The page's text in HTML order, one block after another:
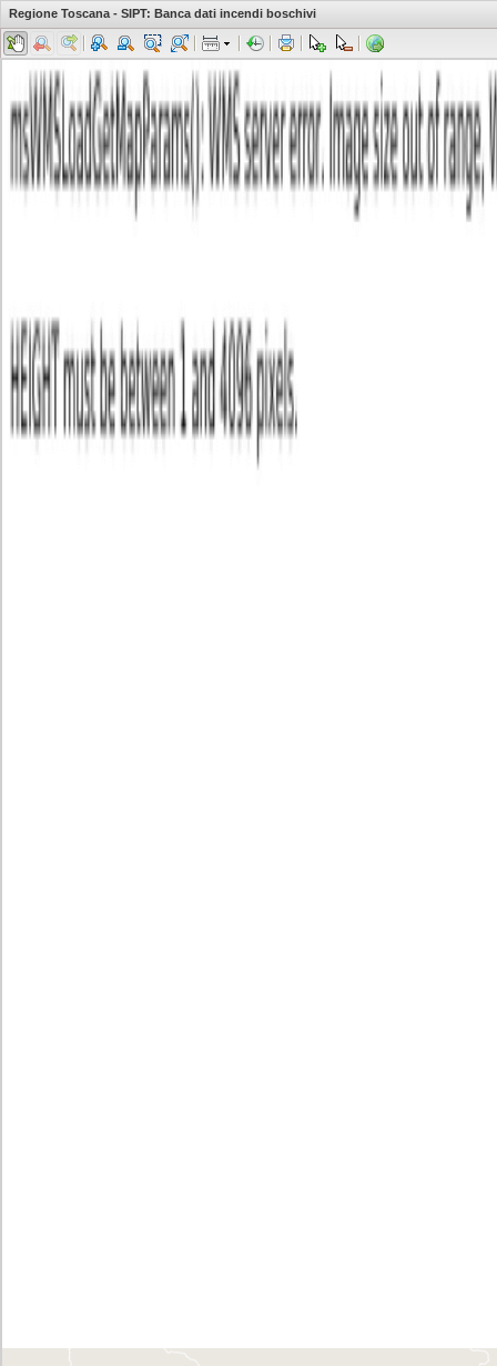
Regione Toscana - SIPT: Banca dati incendi boschivi